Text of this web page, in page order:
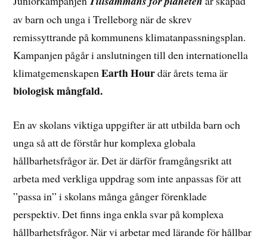
av barn och unga i Trelleborg när de skrev
remissyttrande på kommunens klimatanpassningsplan.
Kampanjen pågår i anslutningen till den internationella
klimatgemenskapenEarth Hourdär årets tema är
biologisk mångfald.
En av skolans viktiga uppgifter är att utbilda barn och
unga så att de förstår hur komplexa globala
hållbarhetsfrågor är. Det är därför framgångsrikt att
arbeta med verkliga uppdrag som inte anpassas för att
”passa in” i skolans många gånger förenklade
perspektiv. Det finns inga enkla svar på komplexa
hållbarhetsfrågor. När vi arbetar med lärande för hållbar